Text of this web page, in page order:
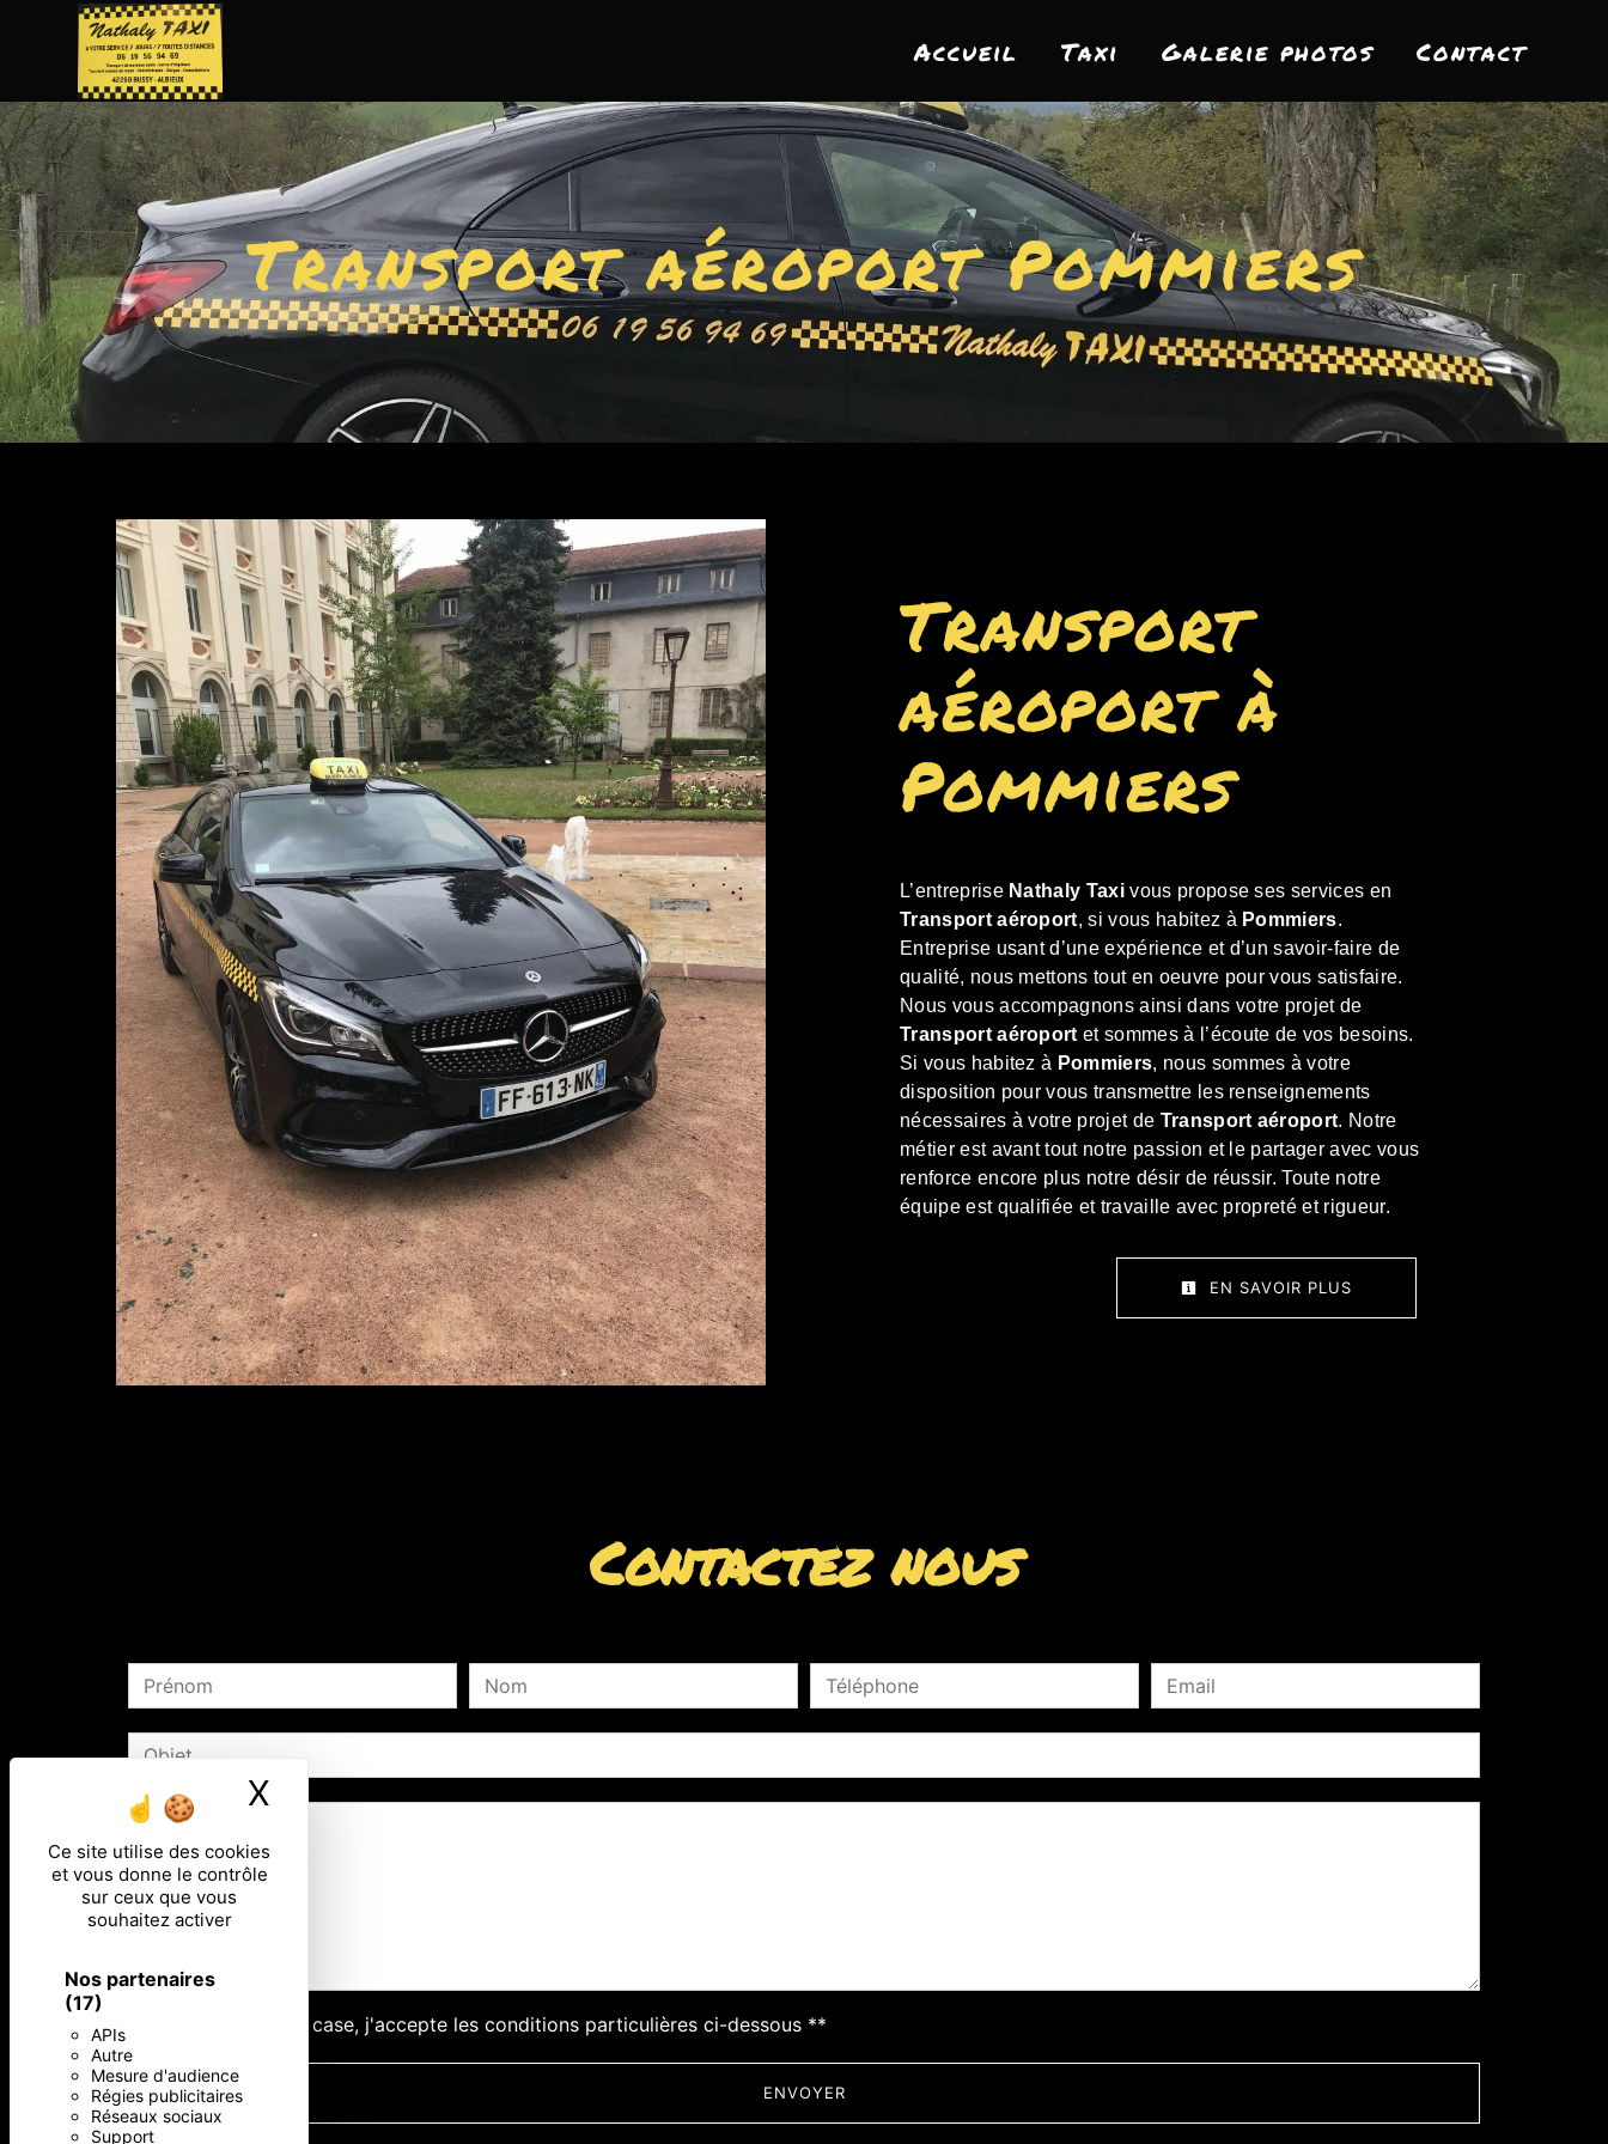
Panneau de gestion des cookies
Ce site utilise des cookies
et vous donne le contrôle
sur ceux que vous
souhaitez activer
Nos partenaires
(17)
APIs
Autre
Mesure d'audience
Régies publicitaires
Réseaux sociaux
Support
X Masquer le bandeau des cookies
Accueil Taxi Galerie photos Contact
Transport aéroport Pommiers
Transport
aéroport à
Pommiers
L’entreprise Nathaly Taxi vous propose ses services en
Transport aéroport, si vous habitez à Pommiers.
Entreprise usant d’une expérience et d’un savoir-faire de
qualité, nous mettons tout en oeuvre pour vous satisfaire.
Nous vous accompagnons ainsi dans votre projet de
Transport aéroport et sommes à l’écoute de vos besoins.
Si vous habitez à Pommiers, nous sommes à votre
disposition pour vous transmettre les renseignements
nécessaires à votre projet de Transport aéroport. Notre
métier est avant tout notre passion et le partager avec vous
renforce encore plus notre désir de réussir. Toute notre
équipe est qualifiée et travaille avec propreté et rigueur.
EN SAVOIR PLUS
Contactez nous
En cochant cette case, j'accepte les conditions particulières ci-dessous **
ENVOYER